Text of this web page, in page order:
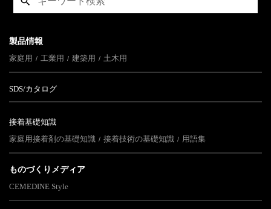
製品情報
家庭用
工業用 建築用 土木用
SDS/カタログ
接着基礎知識
家庭用接着剤の基礎知識
接着技術の基礎知識 用語集
ものづくりメディア
CEMEDINE Style